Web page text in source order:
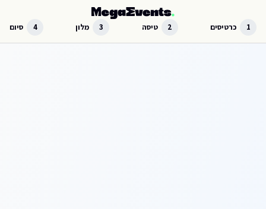
1 כרטיסים 2 טיסה 3 מלון 4 סיום